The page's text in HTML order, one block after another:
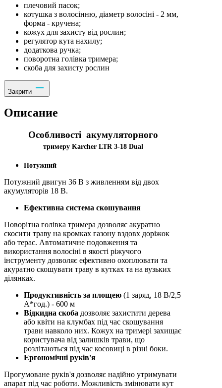
плечовий пасок;
котушка з волосінню, діаметр волосіні - 2 мм,
форма - кручена;
кожух для захисту від рослин;
регулятор кута нахилу;
додаткова ручка;
поворотна голівка тримера;
скоба для захисту рослин
Закрити
Описание
Особливості акумуляторного
тримеруKarcher LTR 3-18 Dual
Потужний
Потужний двигун 36 В з живленням від двох
акумуляторів 18 В.
Ефективна система скошування
Поворітна голівка тримера дозволяє акуратно
скосити траву на кромках газону вздовх доріжок
або терас. Автоматичне подовження та
використання волосіні в якості ріжучого
інструменту дозволяє ефективно охоплювати та
акуратно скошувати траву в кутках та на вузьких
ділянках.
Продуктивність за площею (1 заряд, 18 В/2,5
А*год.) - 600 м
Відкидна скоба дозволяє захистити дерева
або квіти на клумбах під час скошування
трави навколо них. Кожух на тримері захищає
користувача від залишків трави, що
розлітаються під час косовиці в різні боки.
Ергономічні руків'я
Прогумоване руків'я дозволяє надійно утримувати
апарат під час роботи. Можливість змінювати кут